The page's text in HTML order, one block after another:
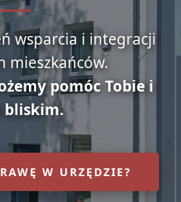
wsparcia i integracji
mieszkańców.
pomóc Tobie i
bliskim.
W URZĘDZIE?